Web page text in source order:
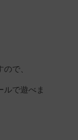
で、
ルで遊べま